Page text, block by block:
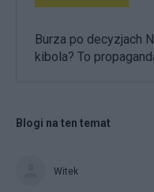
Burza po decyzjach
kibola? To
Blogi na ten temat
Witek